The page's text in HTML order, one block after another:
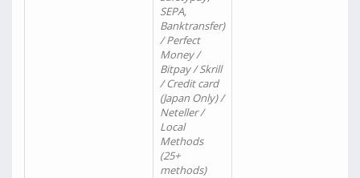
SEPA,
Banktransfer)
/ Perfect
Money /
Bitpay / Skrill
/ Credit card
(Japan Only) /
Neteller /
Local
Methods
(25+
methods)